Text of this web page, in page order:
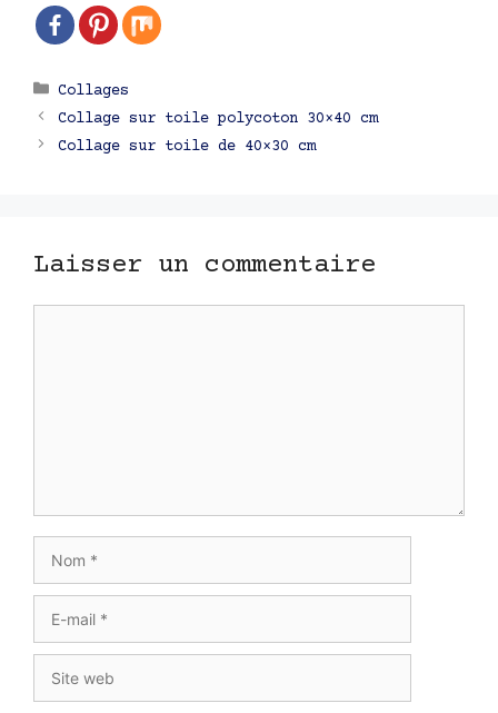
Catégories
Collages
Navigation
des
Collage sur toile polycoton 30×40 cm
Collage sur toile de 40×30 cm
Laisser un commentaire
mail
web